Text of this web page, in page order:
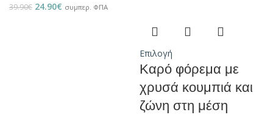
39.90€ 24.90€ συμπερ. ΦΠΑ
Επιλογή
Καρό φόρεμα με
χρυσά κουμπιά και
ζώνη στη μέση